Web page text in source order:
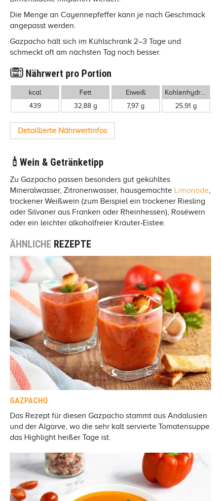
Die Menge an Cayennepfeffer kann je nach Geschmack
angepasst werden.
Gazpacho hält sich im Kühlschrank 2–3 Tage und
schmeckt oft am nächsten Tag noch besser.
Nährwert pro Portion
kcal
439
Fett
32,88 g
Eiweiß
7,97 g
25,91 g
Detaillierte Nährwertinfos
Wein & Getränketipp
Zu Gazpacho passen besonders gut gekühltes
Mineralwasser, Zitronenwasser, hausgemachte Limonade,
trockener Weißwein (zum Beispiel ein trockener Riesling
oder Silvaner aus Franken oder Rheinhessen), Roséwein
oder ein leichter alkoholfreier Kräuter-Eistee.
ÄHNLICHE REZEPTE
GAZPACHO
Das Rezept für diesen Gazpacho stammt aus Andalusien
und der Algarve, wo die sehr kalt servierte Tomatensuppe
das Highlight heißer Tage ist.